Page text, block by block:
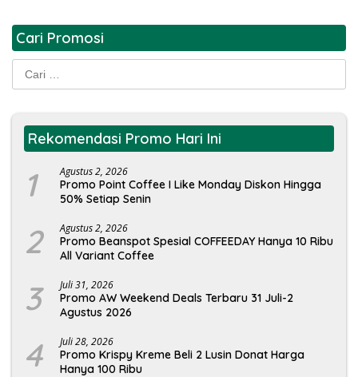
Cari Promosi
Cari
untuk:
Rekomendasi Promo Hari Ini
1 Agustus 2, 2026
Promo Point Coffee I Like Monday Diskon Hingga
50% Setiap Senin
2 Agustus 2, 2026
Promo Beanspot Spesial COFFEEDAY Hanya 10 Ribu
All Variant Coffee
3 Juli 31, 2026
Promo AW Weekend Deals Terbaru 31 Juli-2
Agustus 2026
4 Juli 28, 2026
Promo Krispy Kreme Beli 2 Lusin Donat Harga
Hanya 100 Ribu